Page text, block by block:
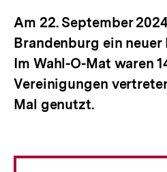
Am 22. September
Brandenburg ein
Im Wahl-O-Mat waren
Vereinigungen
Mal genutzt.